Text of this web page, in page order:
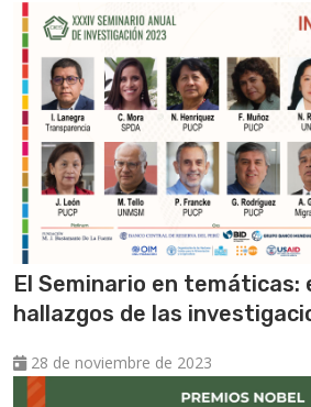
El Seminario en temáticas:
hallazgos de las
28 de noviembre de 2023